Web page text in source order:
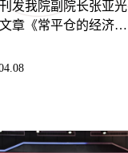
发我院副院长张亚光
章《常平仓的经济思